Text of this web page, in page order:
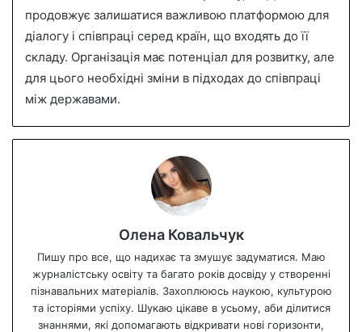
продовжує залишатися важливою платформою для
діалогу і співпраці серед країн, що входять до її
складу. Організація має потенціал для розвитку, але
для цього необхідні зміни в підходах до співпраці
між державами.
Олена Ковальчук
Пишу про все, що надихає та змушує задуматися. Маю
журналістську освіту та багато років досвіду у створенні
пізнавальних матеріалів. Захоплююсь наукою, культурою
та історіями успіху. Шукаю цікаве в усьому, аби ділитися
знаннями, які допомагають відкривати нові горизонти,